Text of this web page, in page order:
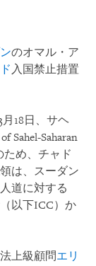
のオマル・ア
入国禁止措置
18日、サヘ
Sahel-Saharan
ため、チャド
は、スーダン
道に対する
以下ICC）か
上級顧問エリ